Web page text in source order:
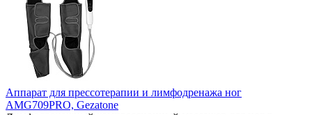
Аппарат для прессотерапии и лимфодренажа ног
AMG709PRO, Gezatone